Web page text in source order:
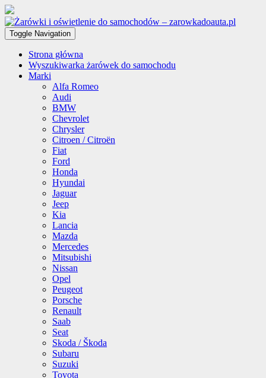
Toggle Navigation
Strona główna
Wyszukiwarka żarówek do samochodu
Marki
Alfa Romeo
Audi
BMW
Chevrolet
Chrysler
Citroen / Citroën
Fiat
Ford
Honda
Hyundai
Jaguar
Jeep
Kia
Lancia
Mazda
Mercedes
Mitsubishi
Nissan
Opel
Peugeot
Porsche
Renault
Saab
Seat
Skoda / Škoda
Subaru
Suzuki
Toyota